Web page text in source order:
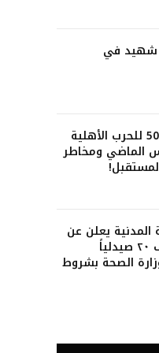
شهيد في
في الذكرى الـ50 للحرب الأهلية
الماضي ومخاطر
يعلن عن
مباراة لتوظيف ٢٠ صيدلياً
الصحة بشروط